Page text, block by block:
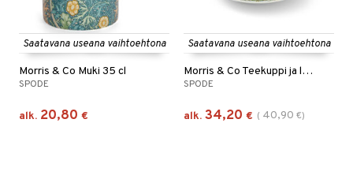
Saatavana useana vaihtoehtona
Morris & Co Muki 35 cl
SPODE
alk. 20,80 €
Saatavana useana vaihtoehtona
Morris & Co Teekuppi ja lautanen 0,28 L
SPODE
alk. 34,20 € ( 40,90 €)